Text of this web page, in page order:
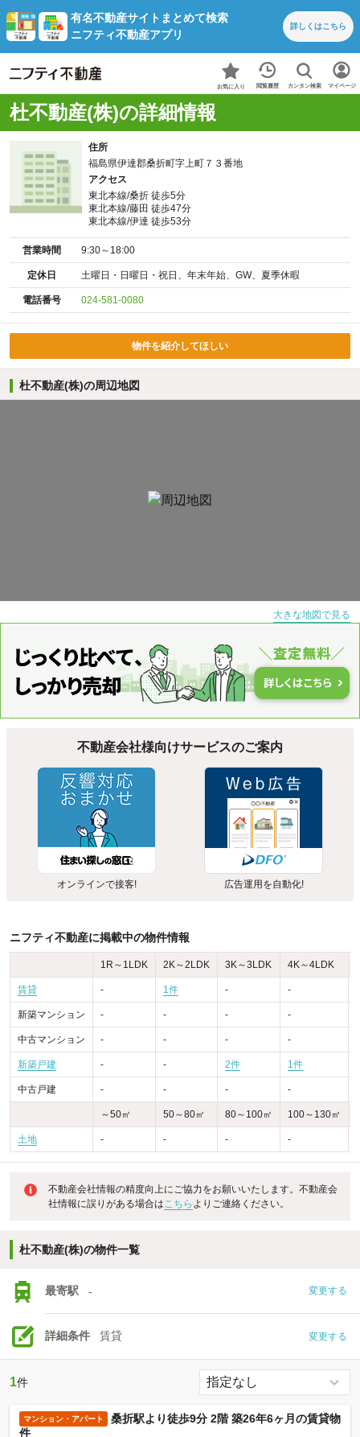
有名不動産サイトまとめて検索
ニフティ不動産アプリ
詳しくはこちら
お気に入り 閲覧履歴 カンタン検索 マイページ
杜不動産(株)の詳細情報
住所
福島県伊達郡桑折町字上町７３番地
アクセス
東北本線/桑折 徒歩5分
東北本線/藤田 徒歩47分
東北本線/伊達 徒歩53分
営業時間 9:30～18:00
定休日 土曜日・日曜日・祝日、年末年始、GW、夏季休暇
電話番号 024-581-0080
物件を紹介してほしい
杜不動産(株)の周辺地図
大きな地図で見る
不動産会社様向けサービスのご案内
オンラインで接客! 広告運用を自動化!
ニフティ不動産に掲載中の物件情報
1R～1LDK 2K～2LDK 3K～3LDK 4K～4LDK
賃貸 - 1件 - -
新築マンション - - - -
中古マンション - - - -
新築戸建 - - 2件 1件
中古戸建 - - - -
～50㎡ 50～80㎡ 80～100㎡ 100～130㎡
土地 - - - -
不動産会社情報の精度向上にご協力をお願いいたします。不動産会
社情報に誤りがある場合はこちら よりご連絡ください。
杜不動産(株)の物件一覧
最寄駅 - 変更する
詳細条件 賃貸 変更する
1件
マンション・アパート
桑折駅より徒歩9分 2階 築26年6ヶ月の賃貸物
件